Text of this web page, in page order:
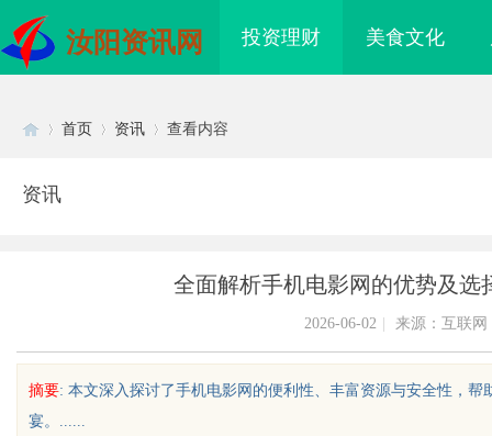
汝阳资讯网 投资理财 美食文化
首页 资讯 查看内容
资讯
全面解析手机电影网的优势及选
2026-06-02 来源：互联网
摘要: 本文深入探讨了手机电影网的便利性、丰富资源与安全性，
宴。......